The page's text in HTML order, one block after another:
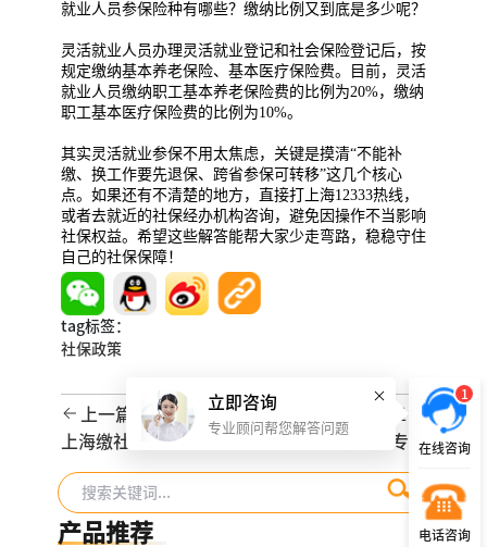
就业人员参保险种有哪些？缴纳比例又到底是多少呢？
灵活就业人员办理灵活就业登记和社会保险登记后，按
规定缴纳基本养老保险、基本医疗保险费。目前，灵活
就业人员缴纳职工基本养老保险费的比例为20%，缴纳
职工基本医疗保险费的比例为10%。
其实灵活就业参保不用太焦虑，关键是摸清“不能补
缴、换工作要先退保、跨省参保可转移”这几个核心
点。如果还有不清楚的地方，直接打上海12333热线，
或者去就近的社保经办机构咨询，避免因操作不当影响
社保权益。希望这些解答能帮大家少走弯路，稳稳守住
自己的社保保障！
tag标签：
社保政策
上一篇文章
上海缴社保攻略指
南：怎么交，如何
交，断缴有哪些影
响
下一篇文章
如何选择一家专业
的岗位外包服务
商？
产品推荐
1
在线咨询
电话咨询
立即咨询
专业顾问帮您解答问题